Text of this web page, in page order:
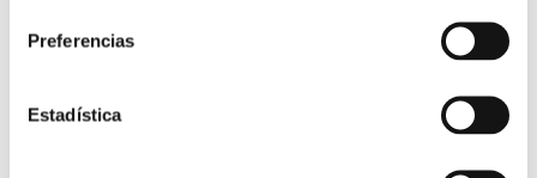
Preferencias
Estadística
3